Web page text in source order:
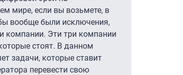
мире, если вы возьмете, в
вообще были исключения,
компании. Эти три компании
стоят. В данном
задачи, которые ставит
перевести свою